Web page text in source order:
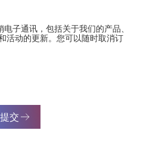
子通讯，包括关于我们的产品、
活动的更新。您可以随时取消订
提交